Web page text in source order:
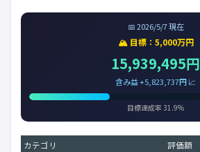
📅 2026/5/7 現在
🏔️ 目標：5,000万円
15,939,495円
含み益 +5,823,737円 📈
目標達成率 31.9%
カテゴリ 評価額